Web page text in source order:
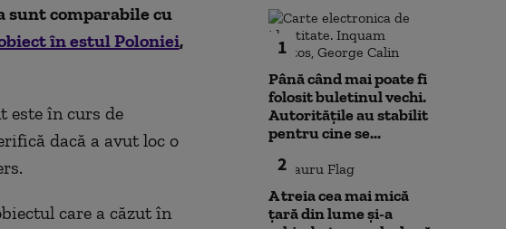
sunt comparabile cu
în estul Poloniei,
este în curs de
dacă a avut loc o
care a căzut în
1
Până când mai poate fi
folosit buletinul vechi.
Autoritățile au stabilit
pentru cine se...
2
A treia cea mai mică
țară din lume și-a